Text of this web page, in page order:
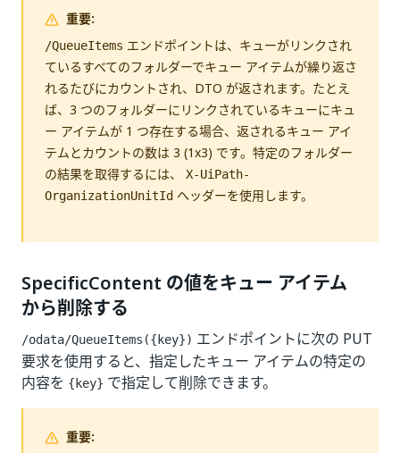
重要:
/QueueItems エンドポイントは、キューがリンクされ
ているすべてのフォルダーでキュー アイテムが繰り返さ
れるたびにカウントされ、DTO が返されます。たとえ
ば、3 つのフォルダーにリンクされているキューにキュ
ー アイテムが 1 つ存在する場合、返されるキュー アイ
テムとカウントの数は 3 (1x3) です。特定のフォルダー
の結果を取得するには、
X-UiPath-
OrganizationUnitId ヘッダーを使用します。
SpecificContent の値をキュー アイテム
から削除する
/odata/QueueItems({key}) エンドポイントに次の PUT
要求を使用すると、指定したキュー アイテムの特定の
内容を {key} で指定して削除できます。
重要: